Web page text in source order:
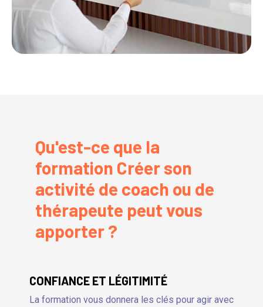
Qu'est-ce que la
formation Créer son
activité de coach ou de
thérapeute peut vous
apporter ?
CONFIANCE ET LÉGITIMITÉ
La formation vous donnera les clés pour agir avec